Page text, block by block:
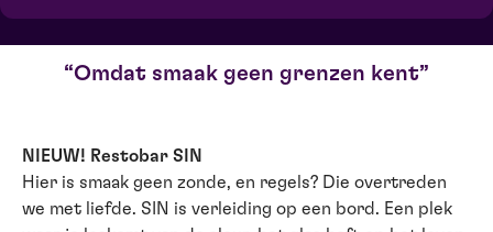
Omdat smaak geen grenzen kent
NIEUW! Restobar SIN
Hier is smaak geen zonde, en regels? Die overtreden
we met liefde. SIN is verleiding op een bord. Een plek